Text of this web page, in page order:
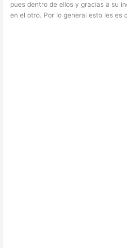
pues dentro de ellos y gracias a su
en el otro. Por lo general esto les es